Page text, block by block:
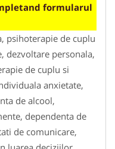
formularul
psihoterapie de cuplu
dezvoltare personala,
de cuplu si
anxietate,
de alcool,
dependenta de
de comunicare,